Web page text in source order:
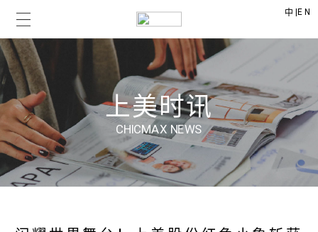
中 |EN
上美时讯
CHICMAX NEWS